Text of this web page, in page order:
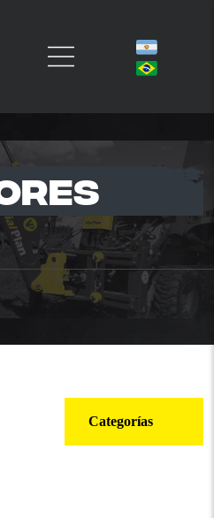
Categorías